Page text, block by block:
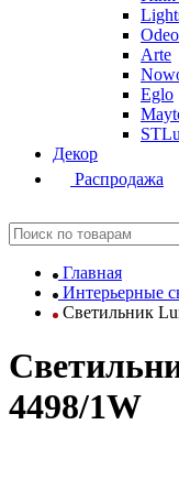
Arte
Eglo
Декор
Распродажа
Главная
Интерьерные
Светильник
4498/1W